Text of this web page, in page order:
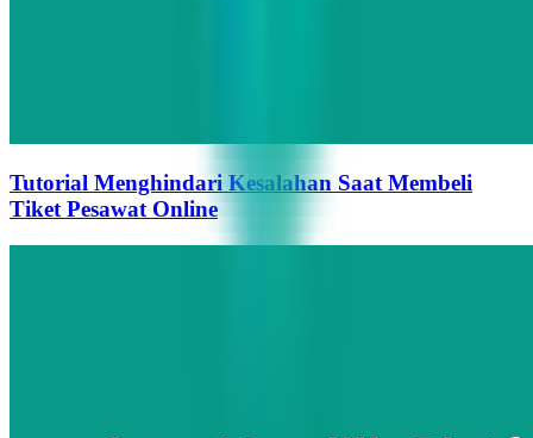
Tutorial Menghindari Kesalahan Saat Membeli
Tiket Pesawat Online